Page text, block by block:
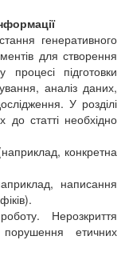
генеративного
для створення
підготовки
аналіз даних,
У розділі
статті необхідно
конкретна
написання
Нерозкриття
етичних